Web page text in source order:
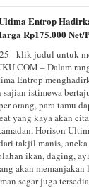
Entrop
Rp175.000 Net/
- klik judul untuk
– Dalam
Entrop
sajian istimewa
orang, para tamu
yang kaya akan
Horison
takjil manis,
ikan, daging,
akan
segar juga